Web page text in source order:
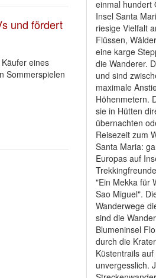
und fördert
eines
Sommerspielen
einmal hundert
Insel Santa
riesige Vielfalt
Flüssen,
eine karge
die Wanderer.
und sind
maximale
Höhenmetern.
sie in Hütten
übernachten
Reisezeit zum
Santa Maria:
Europas auf
"Ein Mekka für
Sao Miguel".
Wanderwege
sind die
Blumeninsel
durch die
Küstentrails
unvergesslich.